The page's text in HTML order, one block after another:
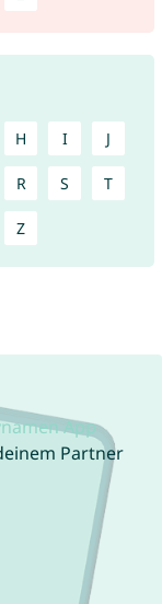
H I J
R S T
Z
App
Partner